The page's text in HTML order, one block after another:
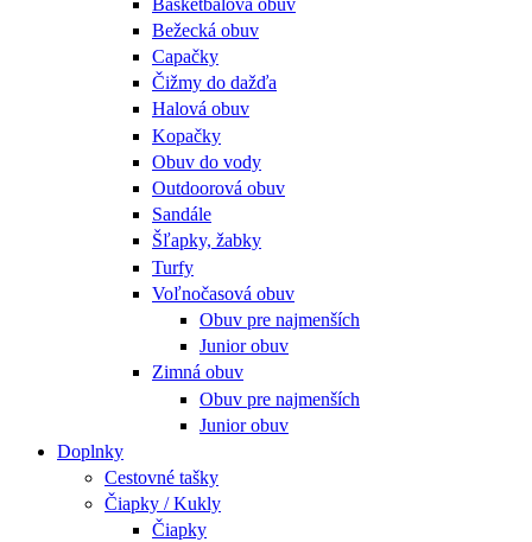
Bežecká obuv
Capačky
Čižmy do dažďa
Halová obuv
Kopačky
Obuv do vody
Outdoorová obuv
Sandále
Šľapky, žabky
Turfy
Voľnočasová obuv
Obuv pre najmenších
Junior obuv
Zimná obuv
Obuv pre najmenších
Junior obuv
Doplnky
Cestovné tašky
Čiapky / Kukly
Čiapky